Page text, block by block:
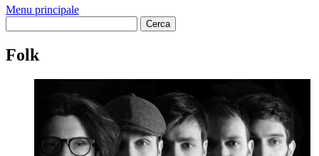
Menu principale
Folk